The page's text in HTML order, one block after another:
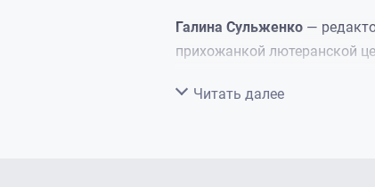
Галина Сульженко —
прихожанкой лютеранской
Свернуть
Читать далее